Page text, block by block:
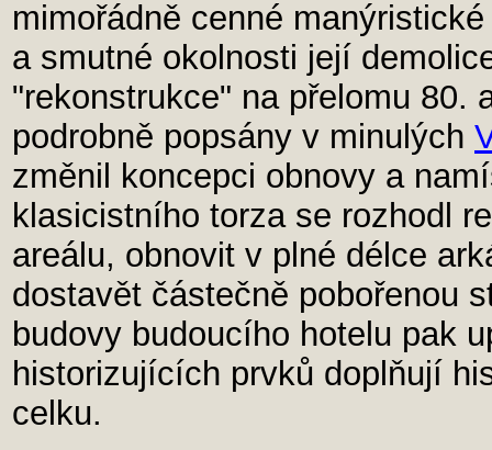
mimořádně cenné
a smutné okolnosti její
"rekonstrukce" na přelomu 80.
podrobně popsány v minulých
změnil koncepci obnovy a
klasicistního torza se rozhodl
areálu, obnovit v plné délce
dostavět částečně pobořenou
budovy budoucího hotelu pak
historizujících prvků doplňují
celku.